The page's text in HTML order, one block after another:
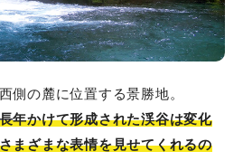
側の麓に位置する景勝地。
年かけて形成された渓谷は変化
まざまな表情を見せてくれるの